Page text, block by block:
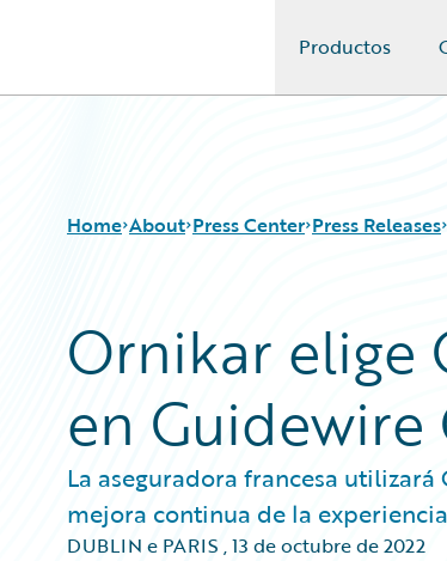
Productos
Home About Press Center Press Releases
Ornikar elige
en Guidewire
La aseguradora francesa
mejora continua de la
DUBLIN e PARIS ,13 de octubre de 2022